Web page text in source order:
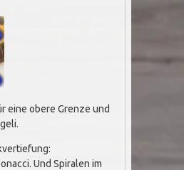
eine obere Grenze und
Und Spiralen im